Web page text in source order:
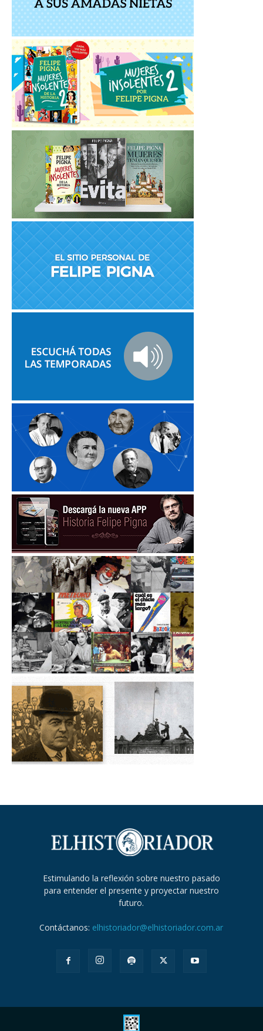
Estimulando la reflexión sobre nuestro pasado
para entender el presente y proyectar nuestro
futuro.
Contáctanos: elhistoriador@elhistoriador.com.ar